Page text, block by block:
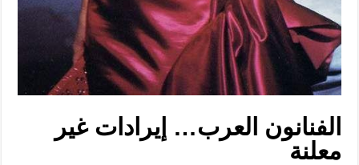
الفنانون العرب… إيرادات غير
معلنة